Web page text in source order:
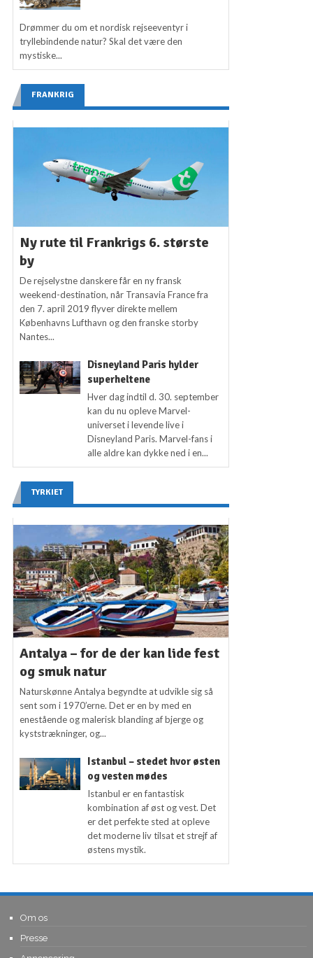
Drømmer du om et nordisk rejseeventyr i
tryllebindende natur? Skal det være den
mystiske...
FRANKRIG
Ny rute til Frankrigs 6. største
by
De rejselystne danskere får en ny fransk
weekend-destination, når Transavia France fra
den 7. april 2019 flyver direkte mellem
Københavns Lufthavn og den franske storby
Nantes...
Disneyland Paris hylder
superheltene
Hver dag indtil d. 30. september
kan du nu opleve Marvel-
universet i levende live i
Disneyland Paris. Marvel-fans i
alle aldre kan dykke ned i en...
TYRKIET
Antalya – for de der kan lide fest
og smuk natur
Naturskønne Antalya begyndte at udvikle sig så
sent som i 1970’erne. Det er en by med en
enestående og malerisk blanding af bjerge og
kyststrækninger, og...
Istanbul – stedet hvor østen
og vesten mødes
Istanbul er en fantastisk
kombination af øst og vest. Det
er det perfekte sted at opleve
det moderne liv tilsat et strejf af
østens mystik.
Om os
Presse